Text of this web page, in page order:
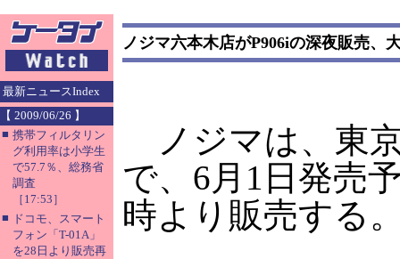
最新ニュースIndex
【 2009/06/26 】
■ 携帯フィルタリン
グ利用率は小学生
で57.7％、総務省
調査
［17:53］
■ ドコモ、スマート
フォン「T-01A」
を28日より販売再
ノジマ六本木店がP906iの深夜販売、
ノジマは、東
で、6月1日発売
時より販売する